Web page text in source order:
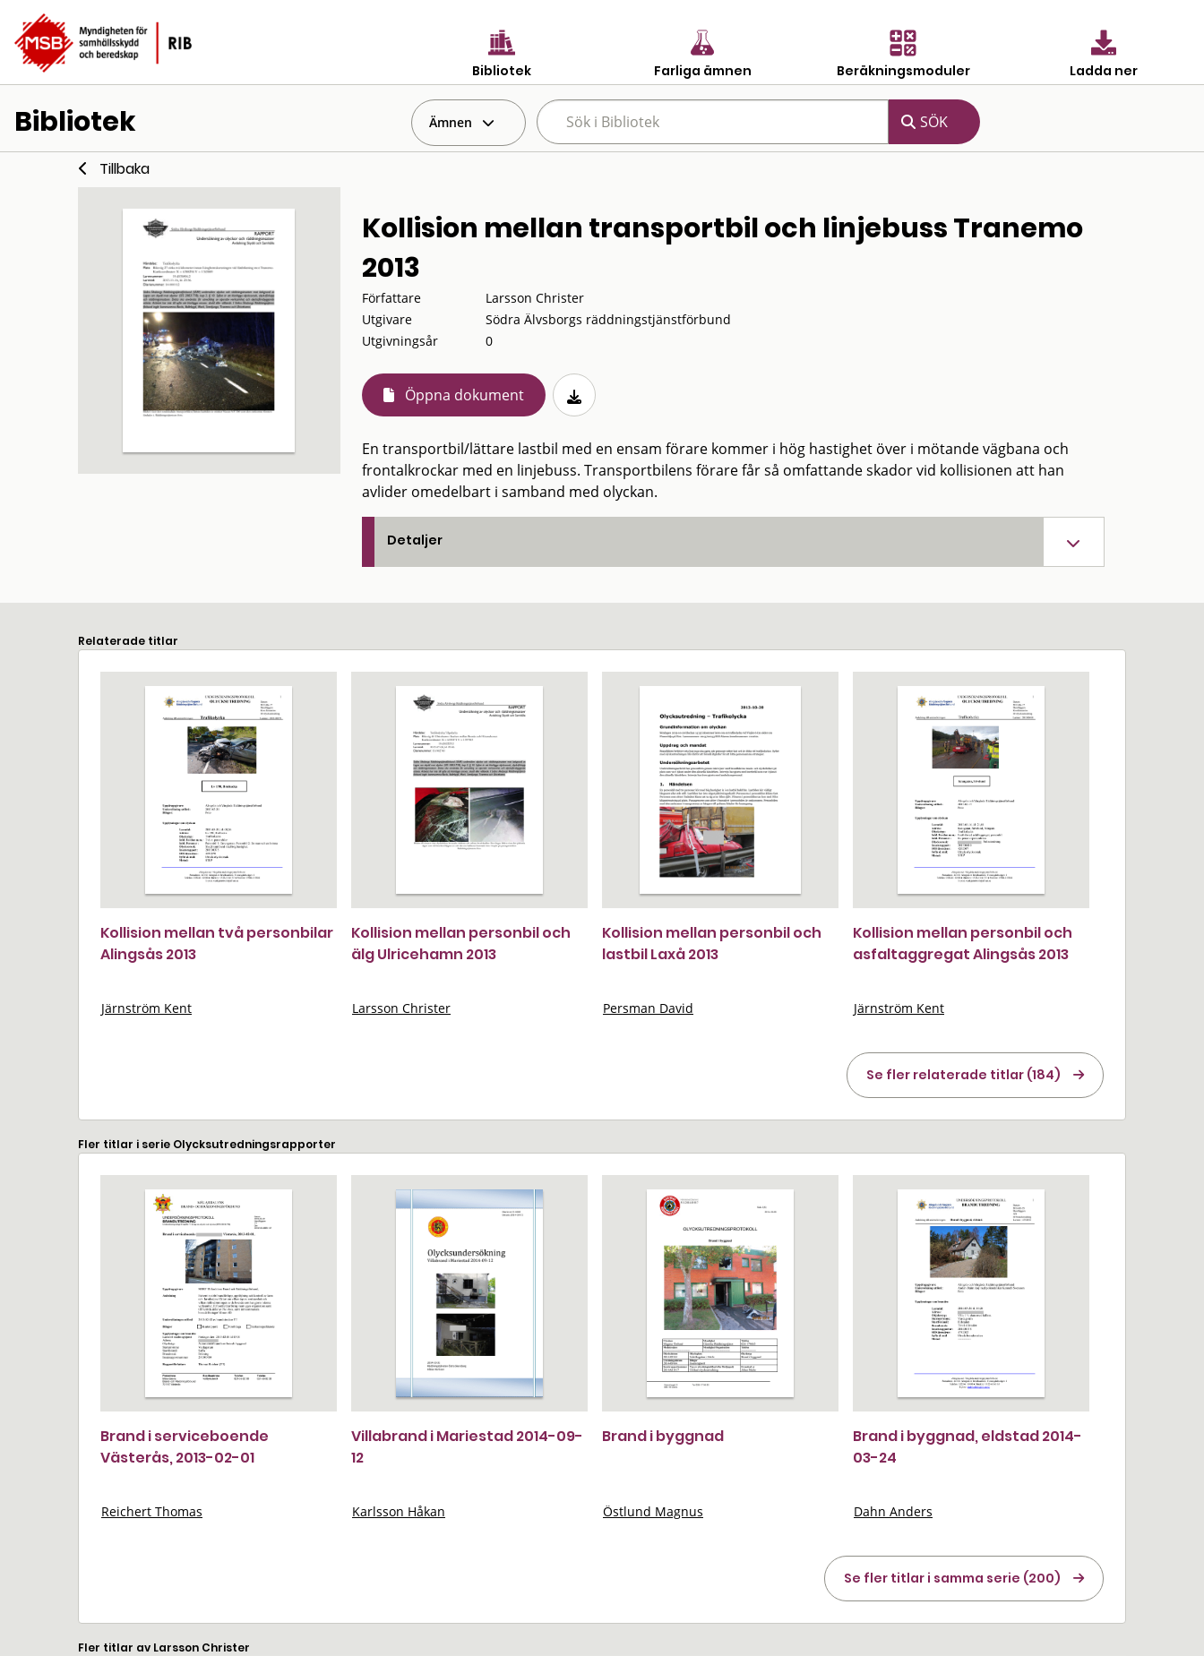
Bibliotek Farliga ämnen Beräkningsmoduler Ladda ner
Bibliotek Ämnen
Tillbaka
Kollision mellan transportbil och linjebuss Tranemo
2013
Författare
Larsson Christer
Utgivare
Södra Älvsborgs räddningstjänstförbund
Utgivningsår
0
Öppna dokument
En transportbil/lättare lastbil med en ensam förare kommer i hög hastighet över i mötande vägbana och
frontalkrockar med en linjebuss. Transportbilens förare får så omfattande skador vid kollisionen att han
avlider omedelbart i samband med olyckan.
Detaljer
Relaterade titlar
Kollision mellan två personbilar
Alingsås 2013
Järnström Kent
Kollision mellan personbil och
älg Ulricehamn 2013
Larsson Christer
Kollision mellan personbil och
lastbil Laxå 2013
Persman David
Kollision mellan personbil och
asfaltaggregat Alingsås 2013
Järnström Kent
Se fler relaterade titlar (184)
Fler titlar i serie Olycksutredningsrapporter
Brand i serviceboende
Västerås, 2013-02-01
Reichert Thomas
Villabrand i Mariestad 2014-09-
12
Karlsson Håkan
Brand i byggnad
Östlund Magnus
Brand i byggnad, eldstad 2014-
03-24
Dahn Anders
Se fler titlar i samma serie (200)
Fler titlar av Larsson Christer